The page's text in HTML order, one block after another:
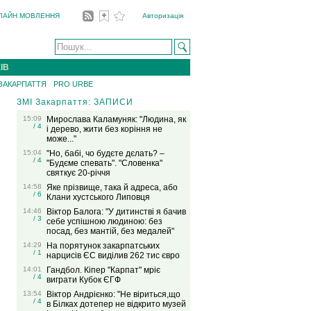
МОВЛЕННЯ Авторизація
PRO URBE
ЗМІ Закарпаття: ЗАПИСИ
15:09
/ 4
Мирослава Каламуняк: "Людина, як
і дерево, жити без коріння не
може..."
15:04
/ 4
"Но, бабі, чо будєте дєлать? –
"Будєме спевать". "Словенка"
святкує 20-річчя
14:58
/ 6
Яке прізвище, така й адреса, або
Клани хустського Липовця
14:46
/ 3
Віктор Балога: "У дитинстві я бачив
себе успішною людиною: без
посад, без мантій, без медалей"
14:29
/ 1
На порятунок закарпатських
нарцисів ЄС виділив 262 тис євро
14:01
/ 4
Гандбол. Кіпер "Карпат" мріє
виграти Кубок ЄГФ
13:54
/ 4
Віктор Андрієнко: "Не віриться,що
в Білках дотепер не відкрито музей